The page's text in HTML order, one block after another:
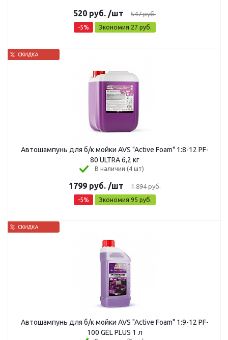
520 руб. /шт 547руб.
-5% Экономия 27 руб.
Автошампунь для б/к мойки AVS "Active Foam" 1:8-12 PF-
80 ULTRA 6,2 кг
В наличии (4 шт)
1799руб. /шт 1 894руб.
-5% Экономия 95 руб.
Автошампунь для б/к мойки AVS "Active Foam" 1:9-12 PF-
100 GEL PLUS 1 л